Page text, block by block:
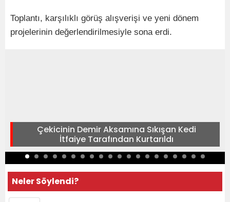
Toplantı, karşılıklı görüş alışverişi ve yeni dönem
projelerinin değerlendirilmesiyle sona erdi.
Çekicinin Demir Aksamına Sıkışan Kedi
İtfaiye Tarafından Kurtarıldı
Neler Söylendi?